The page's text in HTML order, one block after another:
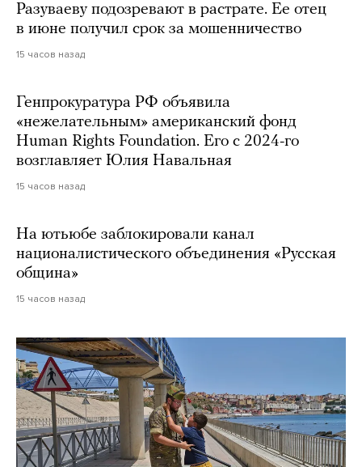
Разуваеву подозревают в растрате. Ее отец
в июне получил срок за мошенничество
15 часов назад
Генпрокуратура РФ объявила
«нежелательным» американский фонд
Human Rights Foundation. Его с 2024-го
возглавляет Юлия Навальная
15 часов назад
На ютьюбе заблокировали канал
националистического объединения «Русская
община»
15 часов назад